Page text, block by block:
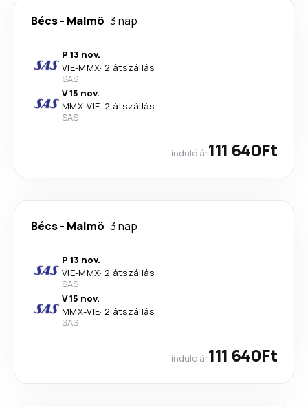
Bécs- Malmö 3 nap
P 13 nov.
VIE-MMX· 2 átszállás
SAS
V 15 nov.
MMX-VIE· 2 átszállás
SAS
induló ár111 640Ft
Bécs- Malmö 3 nap
P 13 nov.
VIE-MMX· 2 átszállás
SAS
V 15 nov.
MMX-VIE· 2 átszállás
SAS
induló ár111 640Ft